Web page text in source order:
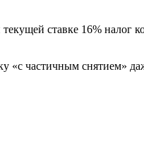
ставке 16% налог
частичным снятием»